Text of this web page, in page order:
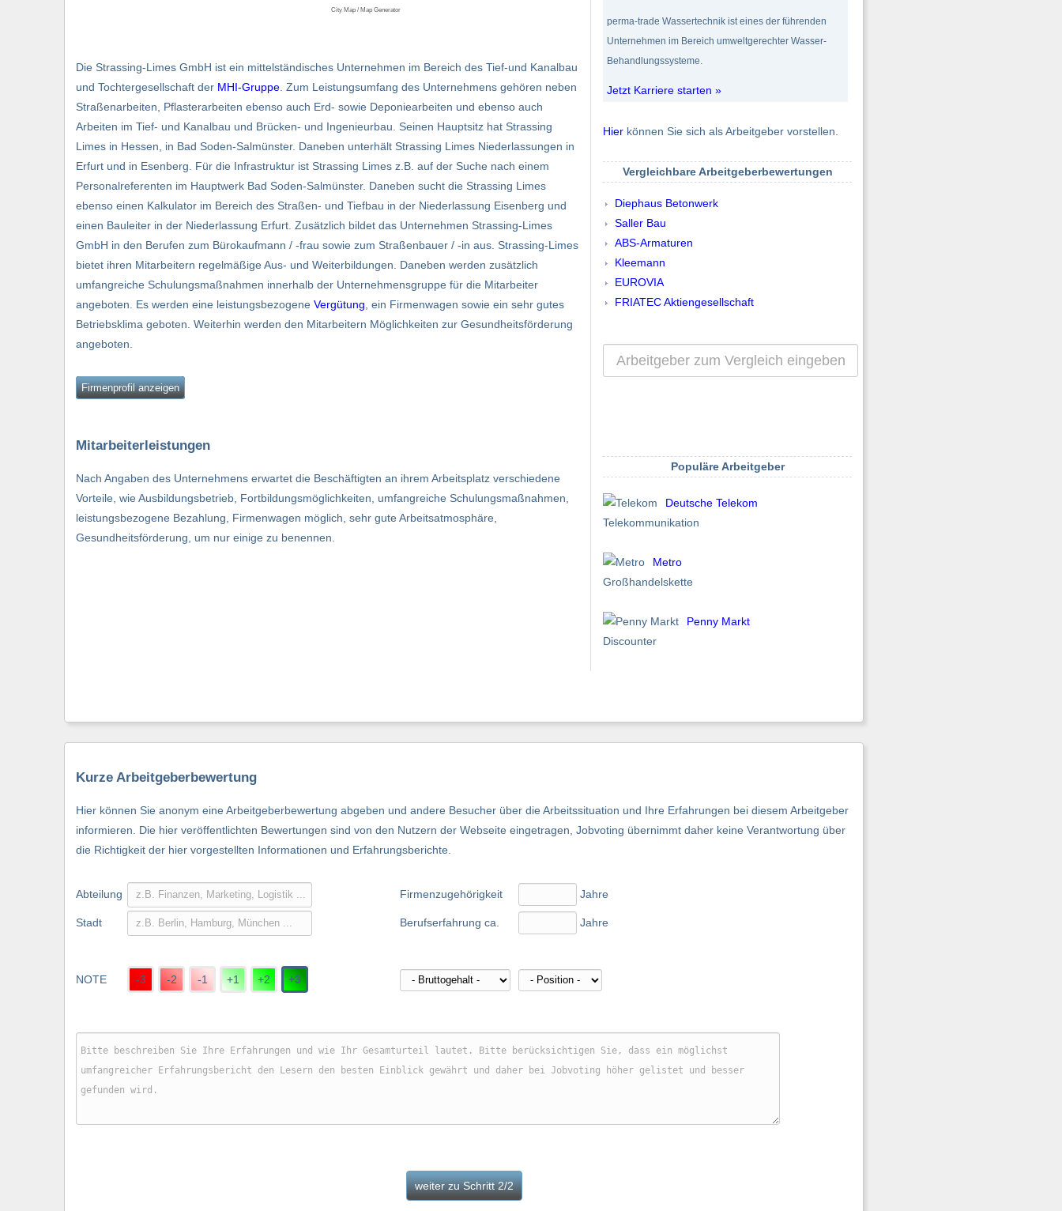
City Map / Map Generator
Die Strassing-Limes GmbH ist ein mittelständisches Unternehmen im Bereich des Tief-und Kanalbau
und Tochtergesellschaft der MHI-Gruppe. Zum Leistungsumfang des Unternehmens gehören neben
Straßenarbeiten, Pflasterarbeiten ebenso auch Erd- sowie Deponiearbeiten und ebenso auch
Arbeiten im Tief- und Kanalbau und Brücken- und Ingenieurbau. Seinen Hauptsitz hat Strassing
Limes in Hessen, in Bad Soden-Salmünster. Daneben unterhält Strassing Limes Niederlassungen in
Erfurt und in Esenberg. Für die Infrastruktur ist Strassing Limes z.B. auf der Suche nach einem
Personalreferenten im Hauptwerk Bad Soden-Salmünster. Daneben sucht die Strassing Limes
ebenso einen Kalkulator im Bereich des Straßen- und Tiefbau in der Niederlassung Eisenberg und
einen Bauleiter in der Niederlassung Erfurt. Zusätzlich bildet das Unternehmen Strassing-Limes
GmbH in den Berufen zum Bürokaufmann / -frau sowie zum Straßenbauer / -in aus. Strassing-Limes
bietet ihren Mitarbeitern regelmäßige Aus- und Weiterbildungen. Daneben werden zusätzlich
umfangreiche Schulungsmaßnahmen innerhalb der Unternehmensgruppe für die Mitarbeiter
angeboten. Es werden eine leistungsbezogene Vergütung, ein Firmenwagen sowie ein sehr gutes
Betriebsklima geboten. Weiterhin werden den Mitarbeitern Möglichkeiten zur Gesundheitsförderung
angeboten.
Firmenprofil anzeigen
Mitarbeiterleistungen
Nach Angaben des Unternehmens erwartet die Beschäftigten an ihrem Arbeitsplatz verschiedene
Vorteile, wie Ausbildungsbetrieb, Fortbildungsmöglichkeiten, umfangreiche Schulungsmaßnahmen,
leistungsbezogene Bezahlung, Firmenwagen möglich, sehr gute Arbeitsatmosphäre,
Gesundheitsförderung, um nur einige zu benennen.
perma-trade Wassertechnik ist eines der führenden
Unternehmen im Bereich umweltgerechter Wasser-
Behandlungssysteme.
Jetzt Karriere starten »
Hier können Sie sich als Arbeitgeber vorstellen.
Vergleichbare Arbeitgeberbewertungen
Diephaus Betonwerk
Saller Bau
ABS-Armaturen
Kleemann
EUROVIA
FRIATEC Aktiengesellschaft
Populäre Arbeitgeber
Deutsche Telekom
Telekommunikation
Metro
Großhandelskette
Penny Markt
Discounter
Kurze Arbeitgeberbewertung
Hier können Sie anonym eine Arbeitgeberbewertung abgeben und andere Besucher über die Arbeitssituation und Ihre Erfahrungen bei diesem Arbeitgeber
informieren. Die hier veröffentlichten Bewertungen sind von den Nutzern der Webseite eingetragen, Jobvoting übernimmt daher keine Verantwortung über
die Richtigkeit der hier vorgestellten Informationen und Erfahrungsberichte.
Abteilung
Stadt
NOTE -3 -2 -1 +1 +2 +3
Firmenzugehörigkeit
Berufserfahrung ca.
Jahre
Jahre